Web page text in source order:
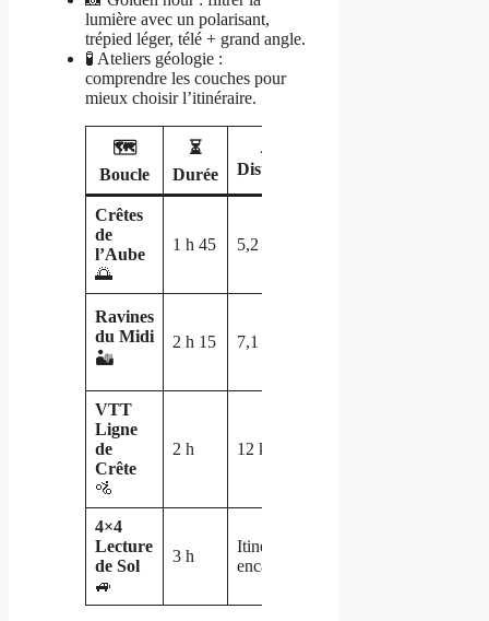
lumière avec un polarisant,
trépied léger, télé + grand angle.
🧪 Ateliers géologie :
comprendre les couches pour
mieux choisir l’itinéraire.
🗺️
Boucle
⏳
Durée
📏
Distance
Crêtes
de
l’Aube
🌅
1 h 45 5,2 km
Ravines
du Midi
🏜️
2 h 15 7,1 km
VTT
Ligne
de
Crête
🚵
2 h 12 km
4×4
Lecture
de Sol
🚙
3 h
Itinéraire
encadré